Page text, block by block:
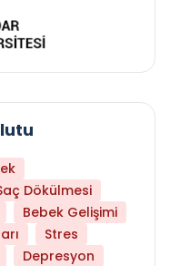
Dökülmesi
Bebek Gelişimi
Stres
Depresyon